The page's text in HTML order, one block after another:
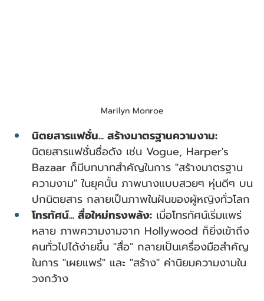
Marilyn Monroe
นิตยสารแฟชั่น... สร้างมาตรฐานความงาม:
นิตยสารแฟชั่นชื่อดัง เช่น Vogue, Harper's
Bazaar ก็มีบทบาทสำคัญในการ "สร้างมาตรฐาน
ความงาม" ในยุคนั้น ภาพนางแบบสวยๆ หุ่นดีๆ บน
ปกนิตยสาร กลายเป็นภาพในฝันของผู้หญิงทั่วโลก
โทรทัศน์... สื่อใหม่ทรงพลัง: เมื่อโทรทัศน์เริ่มแพร่
หลาย ภาพความงามจาก Hollywood ก็ยิ่งเข้าถึง
คนทั่วไปได้ง่ายขึ้น "สื่อ" กลายเป็นเครื่องมือสำคัญ
ในการ "เผยแพร่" และ "สร้าง" ค่านิยมความงามใน
วงกว้าง